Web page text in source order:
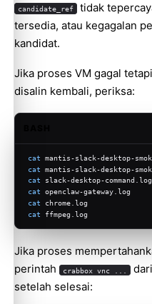
candidate_ref tidak
tersedia, atau kegagalan
kandidat.
Jika proses VM gagal
disalin kembali, periksa:
cat mantis-slack-desktop-
cat mantis-slack-desktop-
cat slack-desktop-command.log
cat openclaw-gateway.log
cat chrome.log
cat ffmpeg.log
Jika proses
perintah
crabbox vnc ...
dari
setelah selesai: